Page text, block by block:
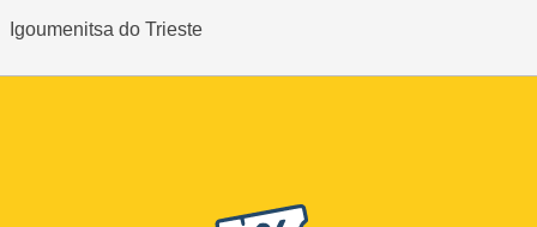
Igoumenitsa do Trieste